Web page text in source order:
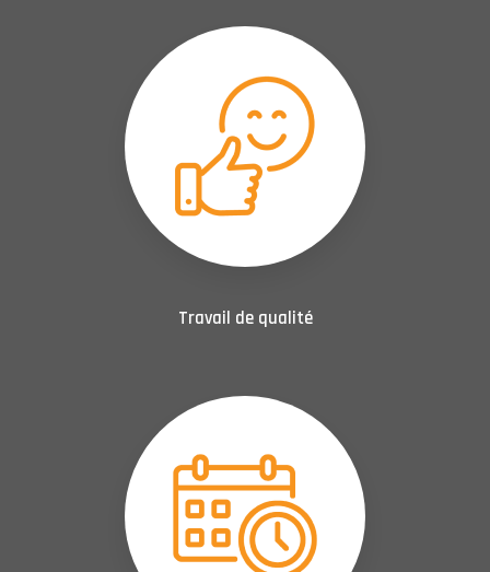
Travail de qualité